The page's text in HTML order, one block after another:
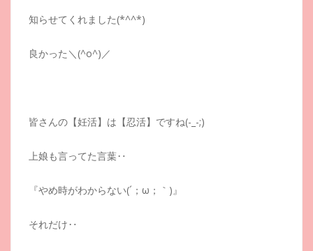
知らせてくれました(*^^*)
良かった＼(^o^)／
皆さんの【妊活】は【忍活】ですね(-_-;)
上娘も言ってた言葉‥
『やめ時がわからない(´；ω；｀)』
それだけ‥